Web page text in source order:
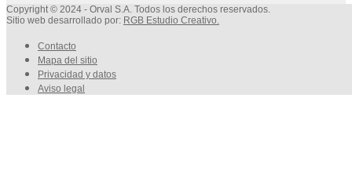
Copyright © 2024 - Orval S.A. Todos los derechos reservados.
Sitio web desarrollado por: RGB Estudio Creativo.
Contacto
Mapa del sitio
Privacidad y datos
Aviso legal